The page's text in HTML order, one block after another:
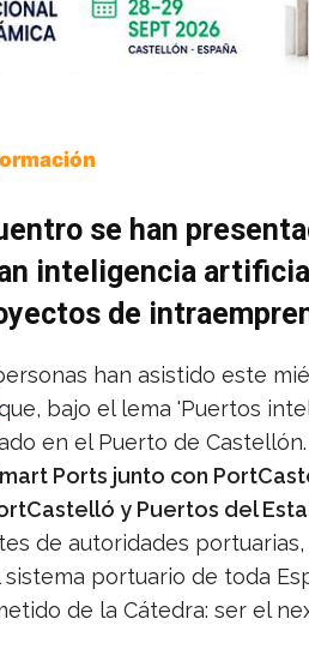
se han
inteligencia
de
han asistido este
bajo el lema 'Puertos
en el Puerto de
Ports junto con
y Puertos del
de autoridades
sistema portuario de toda
de la Cátedra: ser el